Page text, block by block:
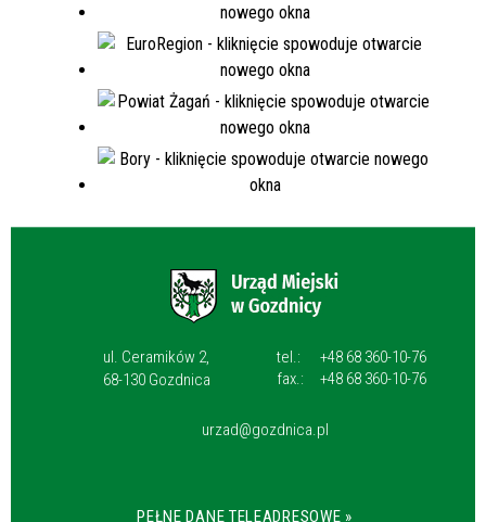
ul. Ceramików 2,
68-130 Gozdnica
tel.:
+48 68 360-10-76
fax.:
+48 68 360-10-76
urzad@gozdnica.pl
PEŁNE DANE TELEADRESOWE »